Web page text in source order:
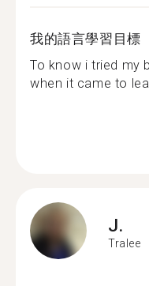
我的語言學習目標
To know i tried my
when it came to
J.
Tralee